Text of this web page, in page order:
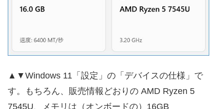
▲▼Windows 11「設定」の「デバイスの仕様」で
す。もちろん、販売情報どおりの AMD Ryzen 5
7545U、メモリは（オンボードの）16GB